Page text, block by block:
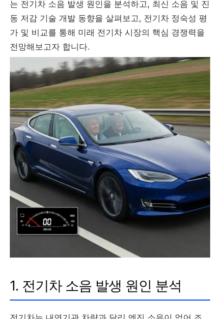
는 전기차 소음 발생 원인을 분석하고, 최신 소음 및 진
동 저감 기술 개발 동향을 살펴보고, 전기차 정숙성 평
가 및 비교를 통해 미래 전기차 시장의 핵심 경쟁력을
전망해보고자 합니다.
1. 전기차 소음 발생 원인 분석